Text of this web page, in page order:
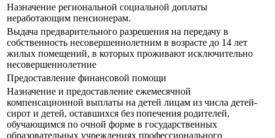
Назначение региональной социальной доплаты
неработающим пенсионерам.
Выдача предварительного разрешения на передачу в
собственность несовершеннолетним в возрасте до 14 лет
жилых помещений, в которых проживают исключительно
несовершеннолетние
Предоставление финансовой помощи
Назначение и предоставление ежемесячной
компенсационной выплаты на детей лицам из числа детей-
сирот и детей, оставшихся без попечения родителей,
обучающимся по очной форме в государственных
образовательных учреждениях профессионального